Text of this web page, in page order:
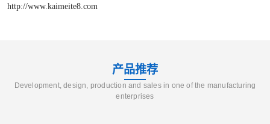
http://www.kaimeite8.com
产品推荐
Development, design, production and sales in one of the manufacturing
enterprises